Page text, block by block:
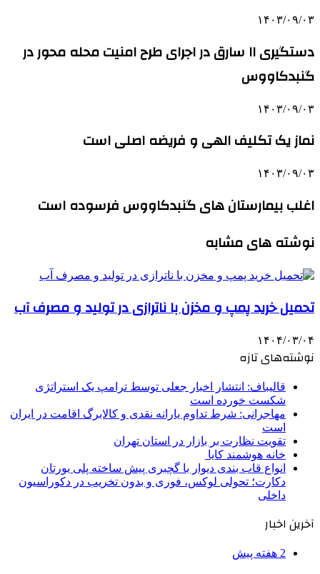
۱۴۰۳/۰۹/۰۳
دستگیری ۱۱ سارق در اجرای طرح امنیت محله محور در
گنبدکاووس
۱۴۰۳/۰۹/۰۳
نماز یک تکلیف الهی و فریضه اصلی است
۱۴۰۳/۰۹/۰۳
اغلب بیمارستان های گنبدکاووس فرسوده است
نوشته های مشابه
تحمیل خرید پمپ و مخزن با ناترازی در تولید و مصرف آب
۱۴۰۴/۰۳/۰۴
نوشته‌های تازه
قالیباف: انتشار اخبار جعلی توسط ترامپ یک استراتژی
شکست خورده است
مهاجرانی: شرط تداوم یارانه نقدی و کالابرگ اقامت در ایران
است
تقویت نظارت بر بازار در استان تهران
خانه هوشمند کایا
انواع قاب بندی دیوار با گچبری پیش ساخته پلی یورتان
دکارت؛ تحولی لوکس، فوری و بدون تخریب در دکوراسیون
داخلی
آخرین اخبار
2 هفته پیش